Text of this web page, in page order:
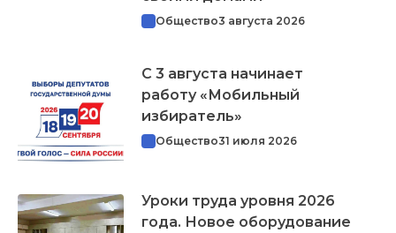
Общество3 августа 2026
С 3 августа начинает
работу «Мобильный
избиратель»
Общество31 июля 2026
Уроки труда уровня 2026
года. Новое оборудование